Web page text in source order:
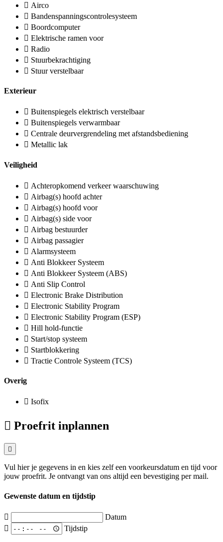
Airco
Bandenspanningscontrolesysteem
Boordcomputer
Elektrische ramen voor
Radio
Stuurbekrachtiging
Stuur verstelbaar
Exterieur
Buitenspiegels elektrisch verstelbaar
Buitenspiegels verwarmbaar
Centrale deurvergrendeling met afstandsbediening
Metallic lak
Veiligheid
Achteropkomend verkeer waarschuwing
Airbag(s) hoofd achter
Airbag(s) hoofd voor
Airbag(s) side voor
Airbag bestuurder
Airbag passagier
Alarmsysteem
Anti Blokkeer Systeem
Anti Blokkeer Systeem (ABS)
Anti Slip Control
Electronic Brake Distribution
Electronic Stability Program
Electronic Stability Program (ESP)
Hill hold-functie
Start/stop systeem
Startblokkering
Tractie Controle Systeem (TCS)
Overig
Isofix
Proefrit inplannen
Vul hier je gegevens in en kies zelf een voorkeursdatum en tijd voor
jouw proefrit. Je ontvangt van ons altijd een bevestiging per mail.
Gewenste datum en tijdstip
Datum
Tijdstip